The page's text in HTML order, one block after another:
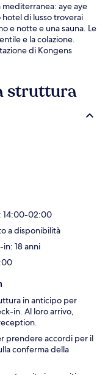
aye aye
hotel di lusso troverai
e notte e una sauna. Le
e la colazione.
di Kongens
a 9 min a piedi.
struttura
14:00-02:00
a disponibilità
18 anni
in anticipo per
in. Al loro arrivo,
prendere accordi per il
conferma della